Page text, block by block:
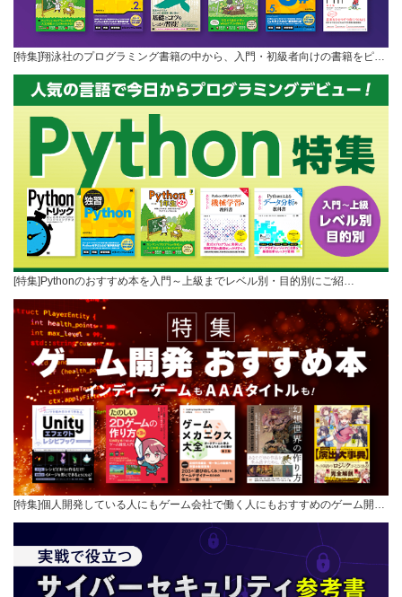
[特集]翔泳社のプログラミング書籍の中から、入門・初級者向けの書籍をピ…
[特集]Pythonのおすすめ本を入門～上級までレベル別・目的別にご紹…
[特集]個人開発している人にもゲーム会社で働く人にもおすすめのゲーム開…